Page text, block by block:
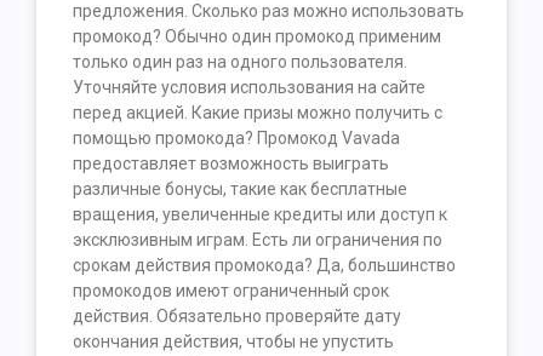
предложения. Сколько раз можно использовать
промокод? Обычно один промокод применим
только один раз на одного пользователя.
Уточняйте условия использования на сайте
перед акцией. Какие призы можно получить с
помощью промокода? Промокод Vavada
предоставляет возможность выиграть
различные бонусы, такие как бесплатные
вращения, увеличенные кредиты или доступ к
эксклюзивным играм. Есть ли ограничения по
срокам действия промокода? Да, большинство
промокодов имеют ограниченный срок
действия. Обязательно проверяйте дату
окончания действия, чтобы не упустить